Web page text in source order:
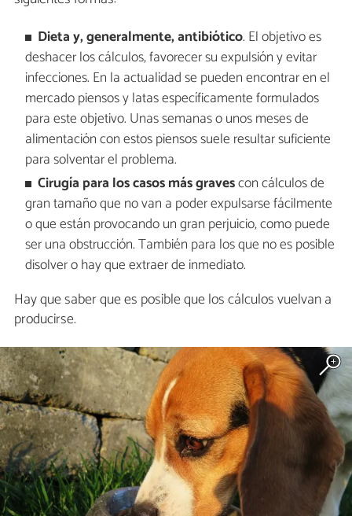
Dieta y, generalmente, antibiótico. El objetivo es
deshacer los cálculos, favorecer su expulsión y evitar
infecciones. En la actualidad se pueden encontrar en el
mercado piensos y latas específicamente formulados
para este objetivo. Unas semanas o unos meses de
alimentación con estos piensos suele resultar suficiente
para solventar el problema.
Cirugía para los casos más gravescon cálculos de
gran tamaño que no van a poder expulsarse fácilmente
o que están provocando un gran perjuicio, como puede
ser una obstrucción. También para los que no es posible
disolver o hay que extraer de inmediato.
Hay que saber que es posible que los cálculos vuelvan a
producirse.